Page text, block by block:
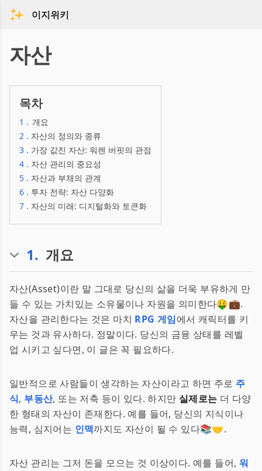
이지위키
자산
목차
1 . 개요
2 . 자산의 정의와 종류
3 . 가장 값진 자산: 워렌 버핏의 관점
4 . 자산 관리의 중요성
5 . 자산과 부채의 관계
6 . 투자 전략: 자산 다양화
7 . 자산의 미래: 디지털화와 토큰화
1. 개요
자산(Asset)이란 말 그대로 당신의 삶을 더욱 부유하게 만
들 수 있는 가치있는 소유물이나 자원을 의미한다🤑💼.
자산을 관리한다는 것은 마치 RPG 게임에서 캐릭터를 키
우는 것과 유사하다. 정말이다. 당신의 금융 상태를 레벨
업 시키고 싶다면, 이 글은 꼭 필요하다.
일반적으로 사람들이 생각하는 자산이라고 하면 주로 주
식, 부동산, 또는 저축 등이 있다. 하지만 실제로는 더 다양
한 형태의 자산이 존재한다. 예를 들어, 당신의 지식이나
능력, 심지어는 인맥까지도 자산이 될 수 있다📚🤝.
자산 관리는 그저 돈을 모으는 것 이상이다. 예를 들어, 워